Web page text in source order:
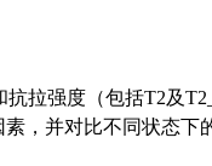
拉强度（包括T2及
，并对比不同状态下